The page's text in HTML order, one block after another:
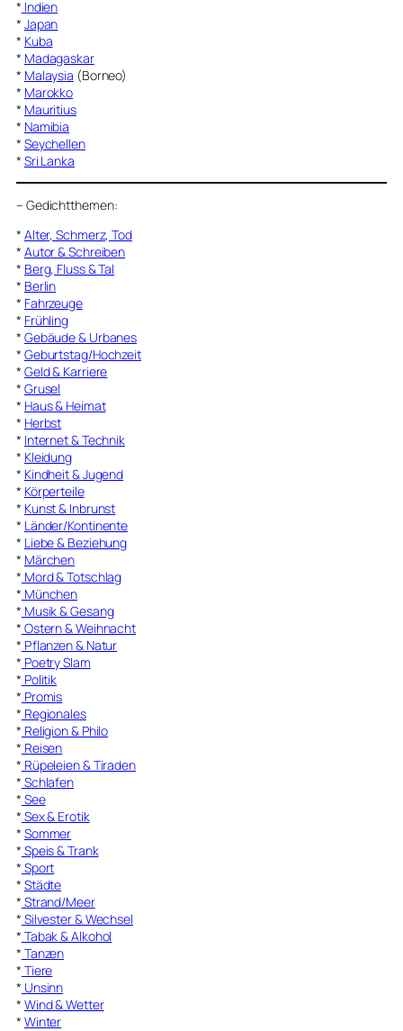
* Indien
* Japan
* Kuba
* Madagaskar
* Malaysia (Borneo)
* Marokko
* Mauritius
* Namibia
* Seychellen
* Sri Lanka
– Gedichtthemen:
* Alter, Schmerz, Tod
* Autor & Schreiben
* Berg, Fluss & Tal
* Berlin
* Fahrzeuge
* Frühling
* Gebäude & Urbanes
* Geburtstag/Hochzeit
* Geld & Karriere
* Grusel
* Haus & Heimat
* Herbst
* Internet & Technik
* Kleidung
* Kindheit & Jugend
* Körperteile
* Kunst & Inbrunst
* Länder/Kontinente
* Liebe & Beziehung
* Märchen
* Mord & Totschlag
* München
* Musik & Gesang
* Ostern & Weihnacht
* Pflanzen & Natur
* Poetry Slam
* Politik
* Promis
* Regionales
* Religion & Philo
* Reisen
* Rüpeleien & Tiraden
* Schlafen
* See
* Sex & Erotik
* Sommer
* Speis & Trank
* Sport
* Städte
* Strand/Meer
* Silvester & Wechsel
* Tabak & Alkohol
* Tanzen
* Tiere
* Unsinn
* Wind & Wetter
* Winter